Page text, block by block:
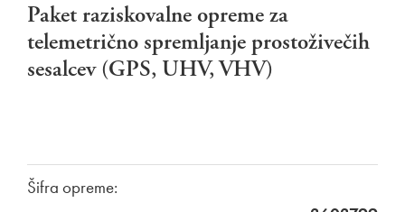
Paket raziskovalne opreme za
telemetrično spremljanje prostoživečih
sesalcev (GPS, UHV, VHV)
Šifra opreme: